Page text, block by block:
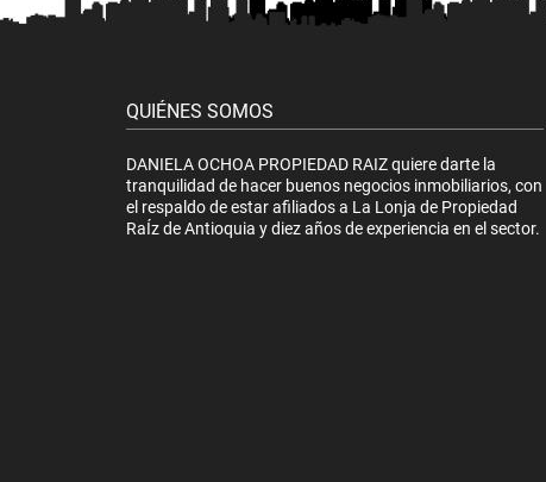
QUIÉNES SOMOS
DANIELA OCHOA PROPIEDAD RAIZ quiere darte la
tranquilidad de hacer buenos negocios inmobiliarios, con
el respaldo de estar afiliados a La Lonja de Propiedad
RaÍz de Antioquia y diez años de experiencia en el sector.